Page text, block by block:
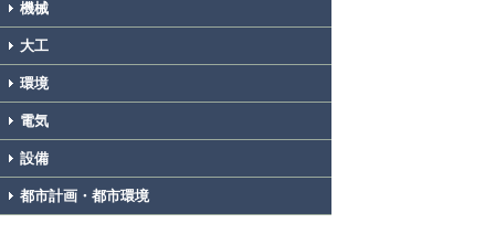
機械
大工
環境
電気
設備
都市計画・都市環境